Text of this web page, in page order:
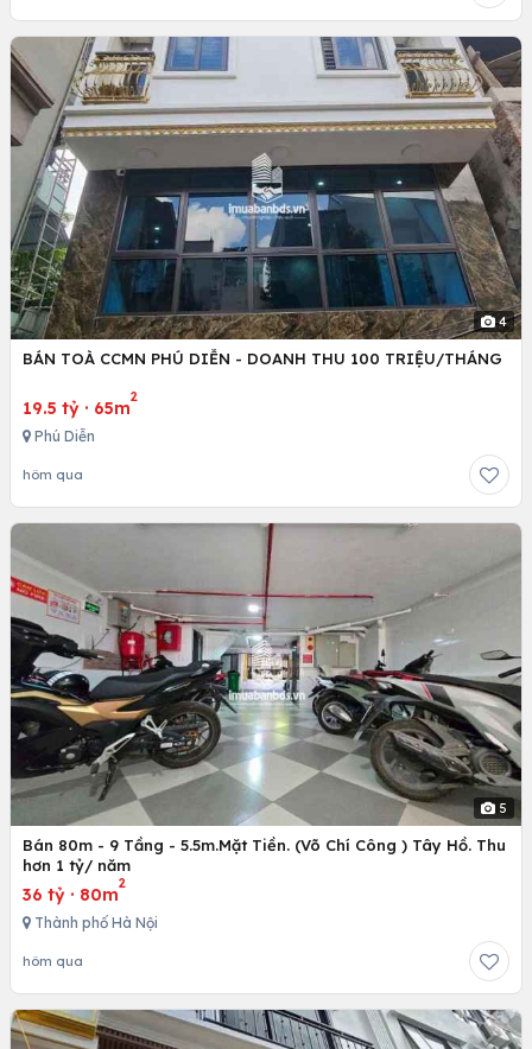
4
BÁN TOÀ CCMN PHÚ DIỄN - DOANH THU 100 TRIỆU/THÁNG
19.5 tỷ · 65m
2
Phú Diễn
hôm qua
5
Bán 80m - 9 Tầng - 5.5m.Mặt Tiền. (Võ Chí Công ) Tây Hồ. Thu
hơn 1 tỷ/ năm
36 tỷ · 80m
2
Thành phố Hà Nội
hôm qua